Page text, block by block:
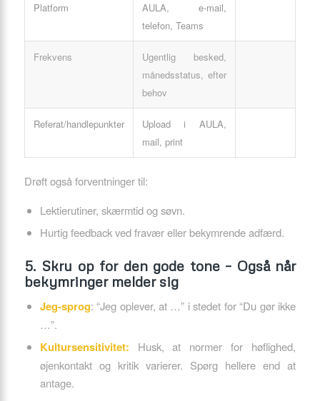
Platform
AULA, e-mail,
telefon, Teams
Frekvens
Ugentlig besked,
månedsstatus, efter
behov
Referat/handlepunkter
Upload i AULA,
mail, print
Drøft også forventninger til:
Lektie­rutiner, skærmtid og søvn.
Hurtig feedback ved fravær eller bekymrende adfærd.
5. Skru op for den gode tone – Også når
bekymringer melder sig
Jeg-sprog: “Jeg oplever, at …” i stedet for “Du gør ikke
…”.
Kultursensitivitet: Husk, at normer for høflighed,
øjenkontakt og kritik varierer. Spørg hellere end at
antage.